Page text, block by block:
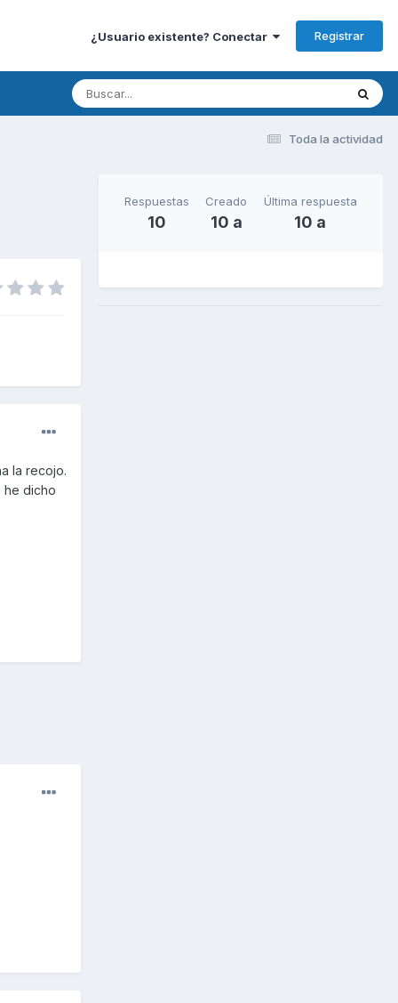
¿Usuario existente? Conectar Registrar
Toda la actividad
la recojo.
he dicho
Respuestas
10
Creado
10 a
Última respuesta
10 a